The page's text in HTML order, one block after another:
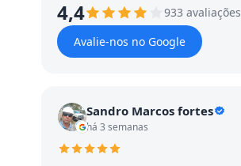
4,4
933 avaliações
Avalie-nos no Google
Sandro Marcos fortes
há 3 semanas